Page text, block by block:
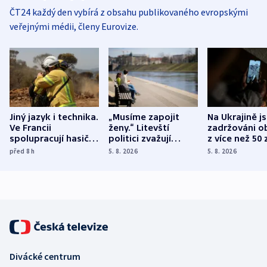
ČT24 každý den vybírá z obsahu publikovaného evropskými
veřejnými médii, členy Eurovize.
Jiný jazyk i technika.
Ve Francii
spolupracují hasiči z
různých zemí
před 8h
„Musíme zapojit
ženy.“ Litevští
politici zvažují
dohodu o
5. 8. 2026
Na Ukrajině
zadržováni
z více než 50
Bojovali na
5. 8. 2026
Divácké centrum